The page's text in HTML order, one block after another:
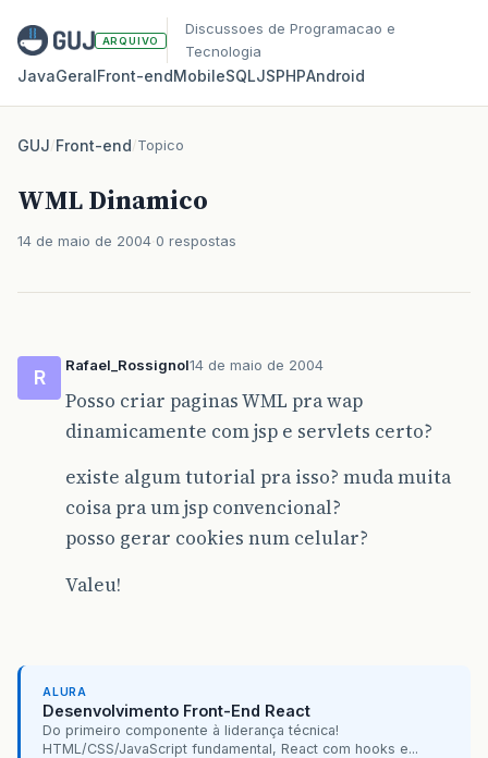
ARQUIVO
Discussoes de Programacao e
Tecnologia
JavaGeralFront‑endMobileSQLJSPHPAndroid
GUJ/Front-end/Topico
WML Dinamico
14 de maio de 2004 0 respostas
R
Rafael_Rossignol14 de maio de 2004
Posso criar paginas WML pra wap
dinamicamente com jsp e servlets certo?
existe algum tutorial pra isso? muda muita
coisa pra um jsp convencional?
posso gerar cookies num celular?
Valeu!
ALURA
Desenvolvimento Front-End React
Do primeiro componente à liderança técnica!
HTML/CSS/JavaScript fundamental, React com hooks e...